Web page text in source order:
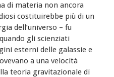
di materia non ancora
costituirebbe più di un
dell’universo – fu
gli scienziati
esterni delle galassie e
a una velocità
teoria gravitazionale di